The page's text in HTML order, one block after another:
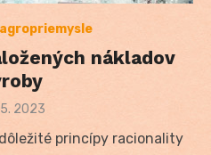
nákladov
2023
princípy racionality